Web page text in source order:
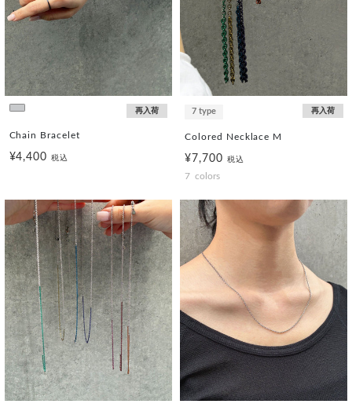
再入荷
Chain Bracelet
¥4,400税込
7 type 再入荷
Colored Necklace M
¥7,700 税込
7 colors